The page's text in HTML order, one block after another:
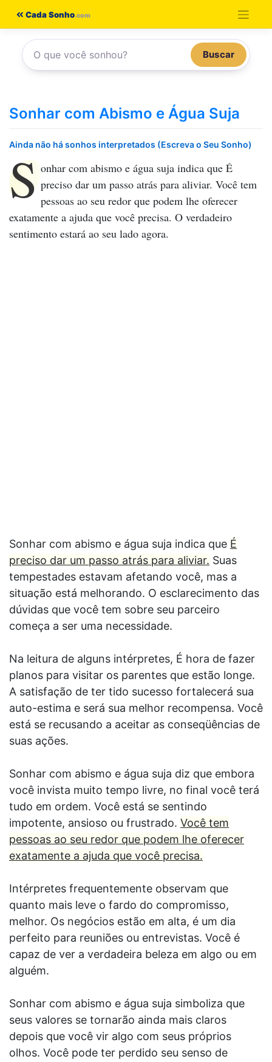
conteúdo
Cada Sonho
Buscar
Sonhar com Abismo e Água Suja
Ainda não há sonhos interpretados (Escreva o Seu Sonho)
S onhar com abismo e água suja indica que É
preciso dar um passo atrás para aliviar. Você tem
pessoas ao seu redor que podem lhe oferecer
exatamente a ajuda que você precisa. O verdadeiro
sentimento estará ao seu lado agora.
Sonhar com abismo e água suja indica que É
preciso dar um passo atrás para aliviar. Suas
tempestades estavam afetando você, mas a
situação está melhorando. O esclarecimento das
dúvidas que você tem sobre seu parceiro
começa a ser uma necessidade.
Na leitura de alguns intérpretes, É hora de fazer
planos para visitar os parentes que estão longe.
A satisfação de ter tido sucesso fortalecerá sua
auto-estima e será sua melhor recompensa. Você
está se recusando a aceitar as conseqüências de
suas ações.
Sonhar com abismo e água suja diz que embora
você invista muito tempo livre, no final você terá
tudo em ordem. Você está se sentindo
impotente, ansioso ou frustrado. Você tem
pessoas ao seu redor que podem lhe oferecer
exatamente a ajuda que você precisa.
Intérpretes frequentemente observam que
quanto mais leve o fardo do compromisso,
melhor. Os negócios estão em alta, é um dia
perfeito para reuniões ou entrevistas. Você é
capaz de ver a verdadeira beleza em algo ou em
alguém.
Sonhar com abismo e água suja simboliza que
seus valores se tornarão ainda mais claros
depois que você vir algo com seus próprios
olhos. Você pode ter perdido seu senso de